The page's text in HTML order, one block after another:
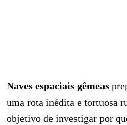
Naves espaciais gêmeas
uma rota inédita e tortuosa
objetivo de investigar por